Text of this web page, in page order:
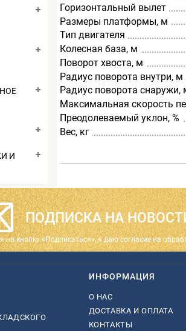
И
Горизонтальный вылет
Размеры платформы, м
Тип двигателя
Колесная база, м
Поворот хвоста, м
Радиус поворота внутри, м
Радиус поворота снаружи,
Максимальная скорость
Преодолеваемый уклон, %
Вес, кг
ПОДПИСКА НА
на кнопку «Подписаться», я даю cогласие на
ИНФОРМАЦИЯ
О НАС
ДОСТАВКА И ОПЛАТА
КОНТАКТЫ